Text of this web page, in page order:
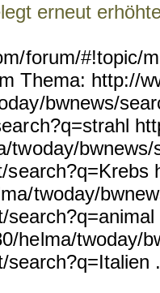
erneut
forum/#!topic/
Thema: http://
/bwnews/
ch?q=strahl
twoday/
search?q=Krebs
twoday/
helma/twoday/
search?q=Italien